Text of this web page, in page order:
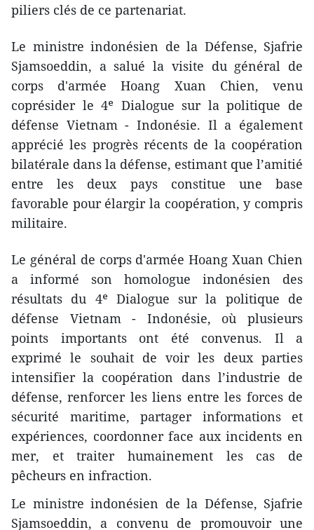
piliers clés de ce partenariat.
Le ministre indonésien de la Défense, Sjafrie
Sjamsoeddin, a salué la visite du général de
corps d'armée Hoang Xuan Chien, venu
coprésider le 4ᵉ Dialogue sur la politique de
défense Vietnam - Indonésie. Il a également
apprécié les progrès récents de la coopération
bilatérale dans la défense, estimant que l’amitié
entre les deux pays constitue une base
favorable pour élargir la coopération, y compris
militaire.
Le général de corps d'armée Hoang Xuan Chien
a informé son homologue indonésien des
résultats du 4ᵉ Dialogue sur la politique de
défense Vietnam - Indonésie, où plusieurs
points importants ont été convenus. Il a
exprimé le souhait de voir les deux parties
intensifier la coopération dans l’industrie de
défense, renforcer les liens entre les forces de
sécurité maritime, partager informations et
expériences, coordonner face aux incidents en
mer, et traiter humainement les cas de
pêcheurs en infraction.
Le ministre indonésien de la Défense, Sjafrie
Sjamsoeddin, a convenu de promouvoir une